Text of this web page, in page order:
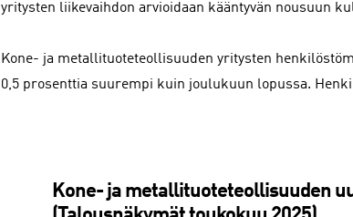
yritysten liikevaihdon arvioidaan kääntyvän nousuun
Kone- ja metallituoteteollisuuden yritysten
0,5 prosenttia suurempi kuin joulukuun lopussa.
Kone- ja metallituoteteollisuuden